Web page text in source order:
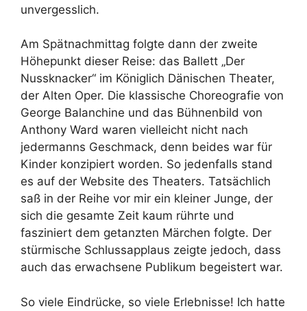
unvergesslich.
Am Spätnachmittag folgte dann der zweite
Höhepunkt dieser Reise: das Ballett „Der
Nussknacker“ im Königlich Dänischen Theater,
der Alten Oper. Die klassische Choreografie von
George Balanchine und das Bühnenbild von
Anthony Ward waren vielleicht nicht nach
jedermanns Geschmack, denn beides war für
Kinder konzipiert worden. So jedenfalls stand
es auf der Website des Theaters. Tatsächlich
saß in der Reihe vor mir ein kleiner Junge, der
sich die gesamte Zeit kaum rührte und
fasziniert dem getanzten Märchen folgte. Der
stürmische Schlussapplaus zeigte jedoch, dass
auch das erwachsene Publikum begeistert war.
So viele Eindrücke, so viele Erlebnisse! Ich hatte